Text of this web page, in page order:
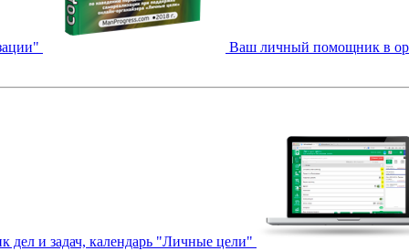
Ваш личный помощник в
дел и задач, календарь "Личные цели"